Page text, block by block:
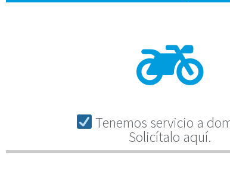
Tenemos servicio a
Solicítalo aquí.